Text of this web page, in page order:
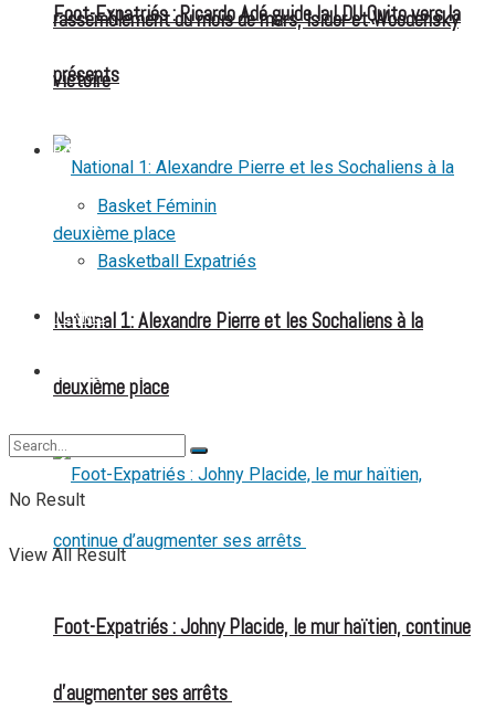
Foot-Expatriés : Ricardo Adé guide la LDU Quito vers la
victoire
National 1: Alexandre Pierre et les Sochaliens à la
deuxième place
Foot-Expatriés : Johny Placide, le mur haïtien, continue
d’augmenter ses arrêts
rassemblement du mois de mars, Isidor et Woodensky
présents
BASKETBALL
Basket Féminin
Basketball Expatriés
TENNIS
No Result
View All Result